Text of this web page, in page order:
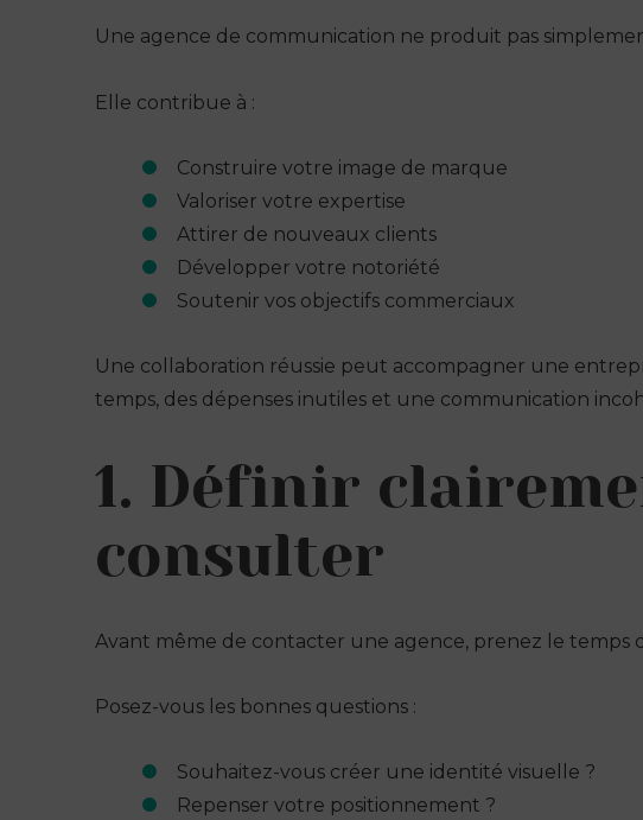
Une agence de communication ne produit pas
Elle contribue à :
Construire votre image de marque
Valoriser votre expertise
Attirer de nouveaux clients
Développer votre notoriété
Soutenir vos objectifs commerciaux
Une collaboration réussie peut accompagner une
temps, des dépenses inutiles et une communication
1. Définir
consulter
Avant même de contacter une agence, prenez le temps
Posez-vous les bonnes questions :
Souhaitez-vous créer une identité visuelle ?
Repenser votre positionnement ?